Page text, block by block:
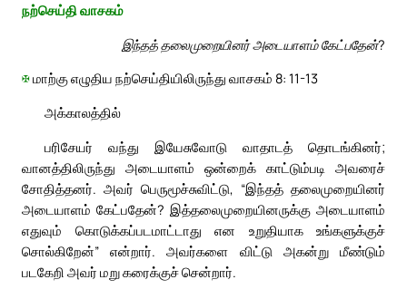
நற்செய்தி வாசகம்
இந்தத் தலைமுறையினர் அடையாளம் கேட்பதேன்?
✠மாற்கு எழுதிய நற்செய்தியிலிருந்து வாசகம் 8: 11-13
அக்காலத்தில்
பரிசேயர் வந்து இயேசுவோடு வாதாடத் தொடங்கினர்;
வானத்திலிருந்து அடையாளம் ஒன்றைக் காட்டும்படி அவரைச்
சோதித்தனர். அவர் பெருமூச்சுவிட்டு, “இந்தத் தலைமுறையினர்
அடையாளம் கேட்பதேன்? இத்தலைமுறையினருக்கு அடையாளம்
எதுவும் கொடுக்கப்படமாட்டாது என உறுதியாக உங்களுக்குச்
சொல்கிறேன்” என்றார். அவர்களை விட்டு அகன்று மீண்டும்
படகேறி அவர் மறு கரைக்குச் சென்றார்.